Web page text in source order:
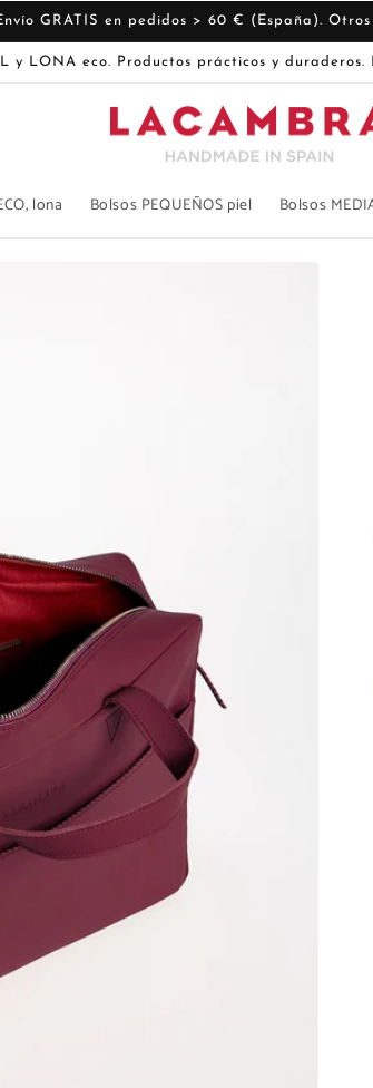
GRATIS en pedidos > 60 € (España).
y LONA eco. Productos prácticos y
lona Bolsos PEQUEÑOS piel Bolsos